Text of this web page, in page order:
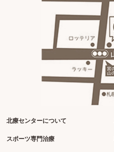
北療センターについて
スポーツ専門治療